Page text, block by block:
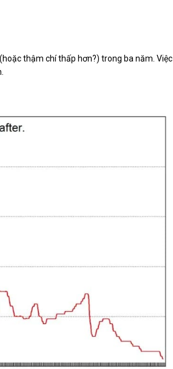
(hoặc thậm chí thấp hơn?) trong ba năm. Việc